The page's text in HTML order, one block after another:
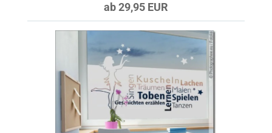
ab 29,95 EUR